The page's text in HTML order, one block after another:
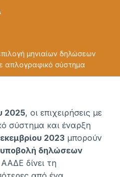
μηνιαίων δηλώσεων
απλογραφικό σύστημα
2025, οι επιχειρήσεις με
σύστημα και έναρξη
2023 μπορούν
υποβολή δηλώσεων
δίνει τη